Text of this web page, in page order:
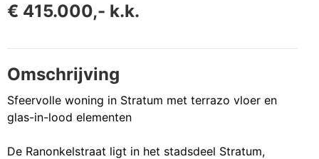
€ 415.000,- k.k.
Omschrijving
Sfeervolle woning in Stratum met terrazo vloer en
glas-in-lood elementen
De Ranonkelstraat ligt in het stadsdeel Stratum,